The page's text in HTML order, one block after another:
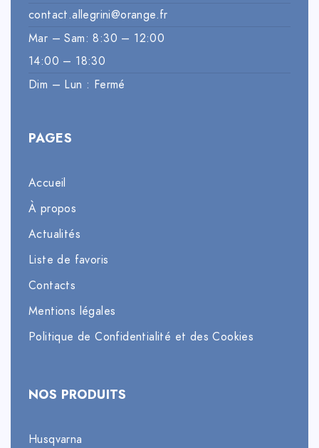
contact.allegrini@orange.fr
Mar – Sam: 8:30 – 12:00
14:00 – 18:30
Dim – Lun : Fermé
PAGES
Accueil
À propos
Actualités
Liste de favoris
Contacts
Mentions légales
Politique de Confidentialité et des Cookies
NOS PRODUITS
Husqvarna